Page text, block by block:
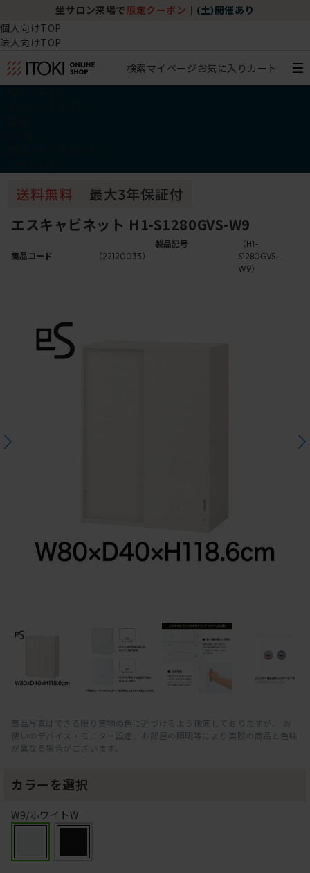
坐サロン来場で 限定クーポン (土)開催あり
個人向けTOP
法人向けTOP
検索マイページ お気に入り カート
エスキャビネット H1-S1280GVS-W9
商品コード （22120033）
製品記号
（H1-
S1280GVS-
W9）
商品写真はできる限り実物の色に近づけるよう徹底しておりますが、 お
使いのデバイス・モニター設定、お部屋の照明等により実際の商品と色味
が異なる場合がございます。
カラーを選択
W9/ホワイトW